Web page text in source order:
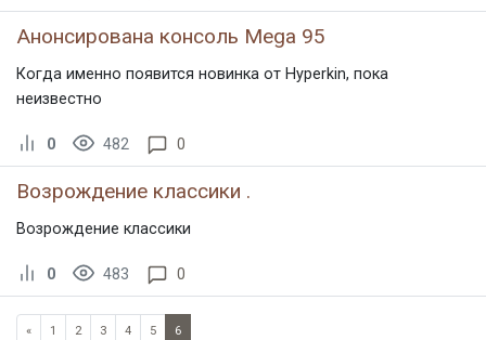
Анонсирована консоль Mega 95
Когда именно появится новинка от Hyperkin, пока
неизвестно
0 482 0
Возрождение классики .
Возрождение классики
0 483 0
« 1 2 3 4 5 6